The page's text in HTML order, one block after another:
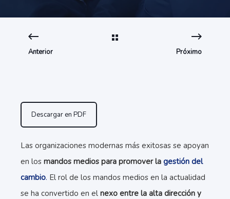
Anterior Próximo
Descargar en PDF
Las organizaciones modernas más exitosas se apoyan
en los mandos medios para promover la gestión del
cambio. El rol de los mandos medios en la actualidad
se ha convertido en el nexo entre la alta dirección y